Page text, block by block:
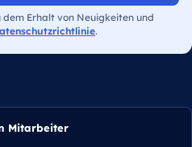
Erhalt von Neuigkeiten und
.
Mitarbeiter